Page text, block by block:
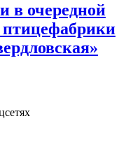
в очередной
птицефабрики